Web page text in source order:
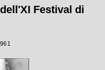
Festival di